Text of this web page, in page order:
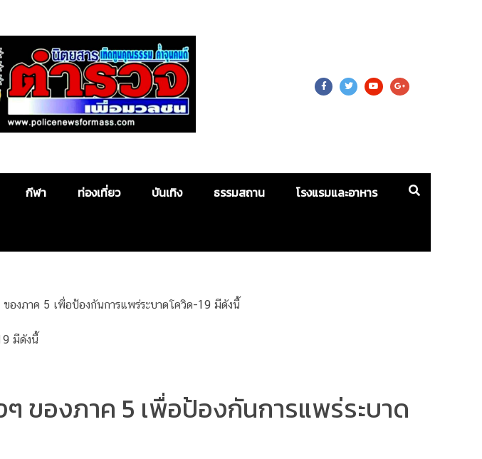
News For Mass
กีฬา ท่องเที่ยว บันเทิง ธรรมสถาน โรงแรมและอาหาร
องภาค 5 เพื่อป้องกันการแพร่ระบาดโควิด-19 มีดังนี้
ของภาค 5 เพื่อป้องกันการแพร่ระบาด